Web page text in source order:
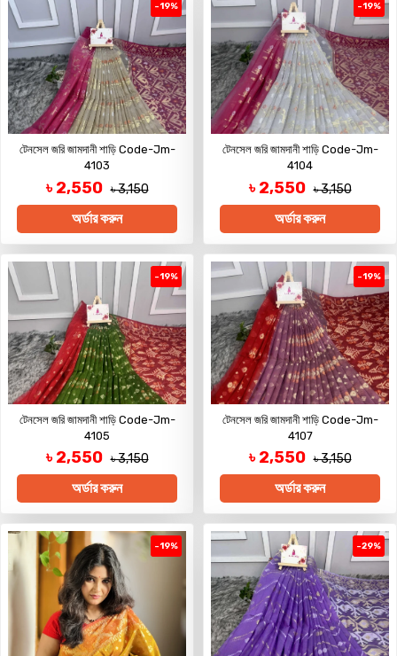
-19%
টেনসেল জরি জামদানী শাড়ি Code-Jm-
4103
৳ 2,550 ৳ 3,150
অর্ডার করুন
-19%
টেনসেল জরি জামদানী শাড়ি Code-Jm-
4104
৳ 2,550 ৳ 3,150
অর্ডার করুন
-19%
টেনসেল জরি জামদানী শাড়ি Code-Jm-
4105
৳ 2,550 ৳ 3,150
অর্ডার করুন
-19%
টেনসেল জরি জামদানী শাড়ি Code-Jm-
4107
৳ 2,550 ৳ 3,150
অর্ডার করুন
-19% -29%